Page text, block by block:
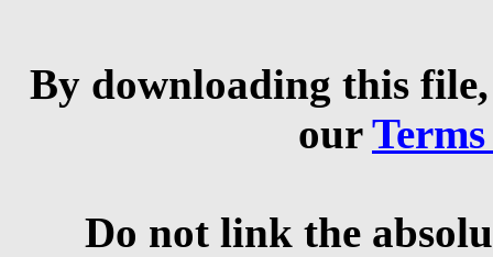
By downloading this
our
Do not link the